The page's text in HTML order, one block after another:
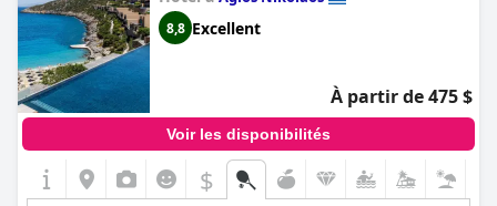
8,8 Excellent
À partir de 475 $
Voir les disponibilités
$